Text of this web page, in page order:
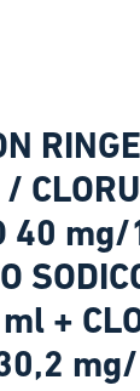
/
40
+